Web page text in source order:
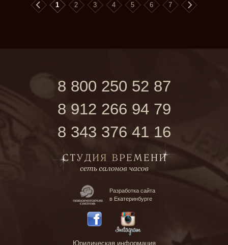
1 2 3 4 5 6 7
8 800 250 52 87
8 912 266 94 79
8 343 376 41 16
Разработка сайта
в Екатеринбурге
Юридическая информация